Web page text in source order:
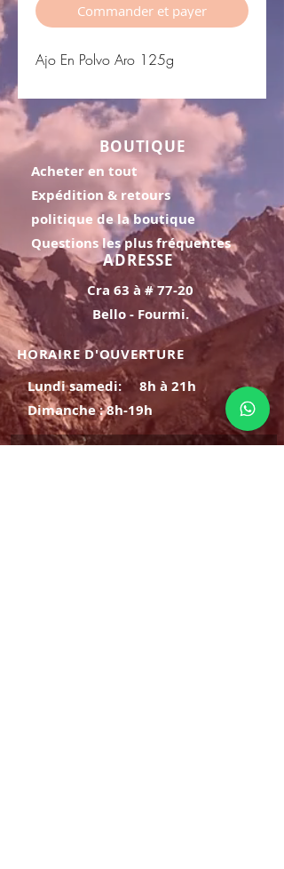
Commander et payer
Ajo En Polvo Aro 125g
BOUTIQUE
Acheter en tout
Expédition & retours
politique de la boutique
Questions les plus fréquentes
ADRESSE
Cra 63 à # 77-20
Bello - Fourmi.
HORAIRE D'OUVERTURE
Lundi samedi:
8h à 21h
Dimanche : 8h-19h